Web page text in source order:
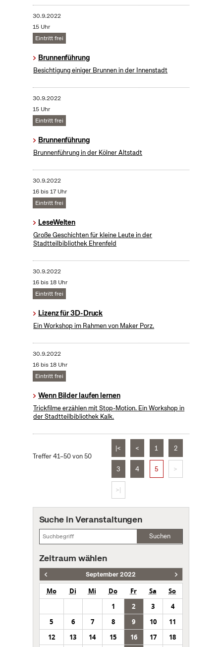
30.9.2022
15 Uhr
Eintritt frei
Brunnenführung
Besichtigung einiger Brunnen in der Innenstadt
30.9.2022
15 Uhr
Eintritt frei
Brunnenführung
Brunnenführung in der Kölner Altstadt
30.9.2022
16 bis 17 Uhr
Eintritt frei
LeseWelten
Große Geschichten für kleine Leute in der
Stadtteilbibliothek Ehrenfeld
30.9.2022
16 bis 18 Uhr
Eintritt frei
Lizenz für 3D-Druck
Ein Workshop im Rahmen von Maker Porz.
30.9.2022
16 bis 18 Uhr
Eintritt frei
Wenn Bilder laufen lernen
Trickfilme erzählen mit Stop-Motion. Ein Workshop in
der Stadtteilbibliothek Kalk.
Treffer 41–50 von 50
|< < 1 2
3 4 5 >
>|
Suche in Veranstaltungen
Suchen
Zeitraum wählen
September 2022
Mo Di Mi Do Fr Sa
So
1
2 3
4
5
6 7 8 9 10
11
12
13 14 15 16 17
18